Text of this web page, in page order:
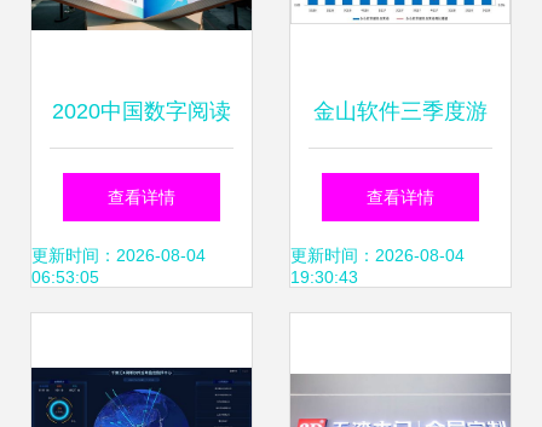
2020中国数字阅读
报告解读 80后追逐
时尚，95后偏爱漫
开发迎来新机遇
查看详情
更新时间：2026-08-04
06:53:05
金山软件三季度游
戏业务承压 用户付
费下滑致亏损近六
意软件成新看点
查看详情
更新时间：2026-08-04
19:30:43